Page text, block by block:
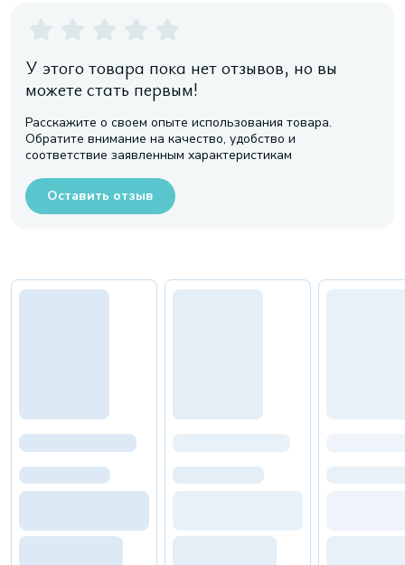
У этого товара пока нет отзывов, но вы
можете стать первым!
Расскажите о своем опыте использования товара.
Обратите внимание на качество, удобство и
соответствие заявленным характеристикам
Оставить отзыв